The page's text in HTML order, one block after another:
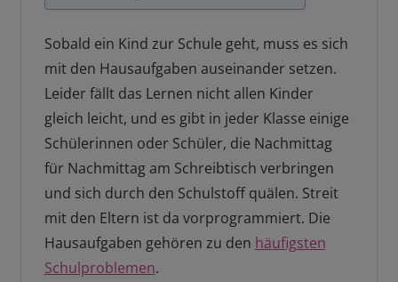
Sobald ein Kind zur Schule geht, muss es sich
mit den Hausaufgaben auseinander setzen.
Leider fällt das Lernen nicht allen Kinder
gleich leicht, und es gibt in jeder Klasse einige
Schülerinnen oder Schüler, die Nachmittag
für Nachmittag am Schreibtisch verbringen
und sich durch den Schulstoff quälen. Streit
mit den Eltern ist da vorprogrammiert. Die
Hausaufgaben gehören zu den häufigsten
Schulproblemen.